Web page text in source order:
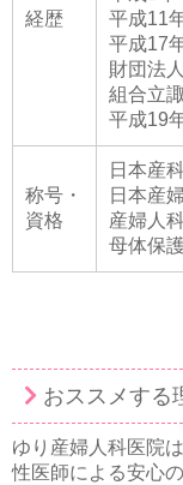
経歴
平成11
平成17
財団法
組合立
平成19
称号・
資格
日本産
日本産
産婦人
母体保
おススメする
ゆり産婦人科医院
性医師による安心